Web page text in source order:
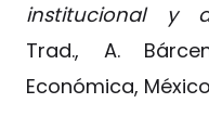
institucional y
Trad., A.
Económica,